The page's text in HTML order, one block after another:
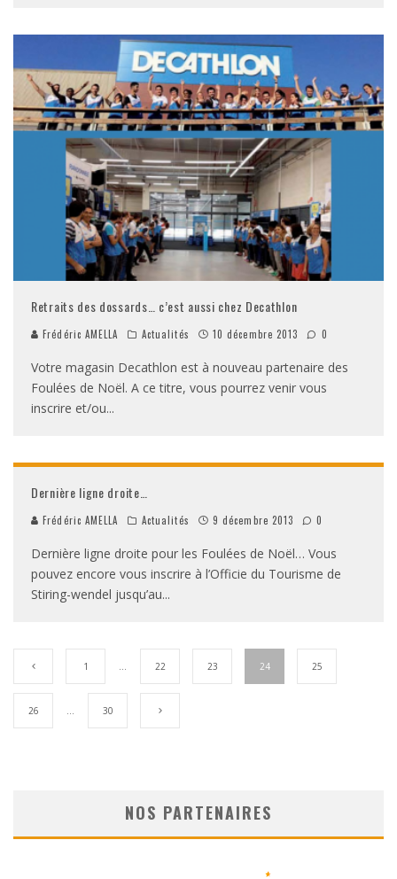
Retraits des dossards… c’est aussi chez Decathlon
Frédéric AMELLA Actualités 10 décembre 2013 0
Votre magasin Decathlon est à nouveau partenaire des
Foulées de Noël. A ce titre, vous pourrez venir vous
inscrire et/ou...
Dernière ligne droite…
Frédéric AMELLA Actualités 9 décembre 2013 0
Dernière ligne droite pour les Foulées de Noël… Vous
pouvez encore vous inscrire à l’Officie du Tourisme de
Stiring-wendel jusqu’au...
1 … 22 23 24 25
26 … 30
NOS PARTENAIRES